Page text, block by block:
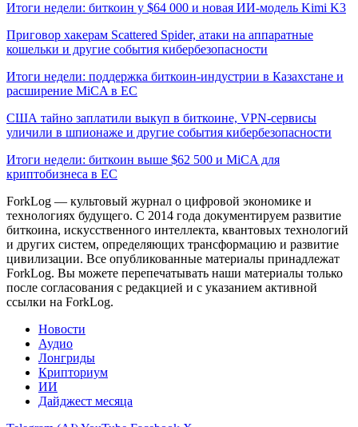
Итоги недели: биткоин у $64 000 и новая ИИ-модель Kimi K3
Приговор хакерам Scattered Spider, атаки на аппаратные
кошельки и другие события кибербезопасности
Итоги недели: поддержка биткоин-индустрии в Казахстане и
расширение MiCA в ЕС
США тайно заплатили выкуп в биткоине, VPN-сервисы
уличили в шпионаже и другие события кибербезопасности
Итоги недели: биткоин выше $62 500 и MiCA для
криптобизнеса в ЕС
ForkLog — культовый журнал о цифровой экономике и
технологиях будущего. С 2014 года документируем развитие
биткоина, искусственного интеллекта, квантовых технологий
и других систем, определяющих трансформацию и развитие
цивилизации. Все опубликованные материалы принадлежат
ForkLog. Вы можете перепечатывать наши материалы только
после согласования с редакцией и с указанием активной
ссылки на ForkLog.
Новости
Аудио
Лонгриды
Крипториум
ИИ
Дайджест месяца